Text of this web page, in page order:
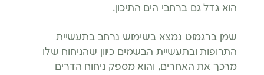
הוא גדל גם ברחבי הים התיכון.
שמן ברגמוט נמצא בשימוש נרחב בתעשיית
התרופות ובתעשיית הבשמים כיוון שהניחוח שלו
מרכך את האחרים, והוא מספק ניחוח הדרים